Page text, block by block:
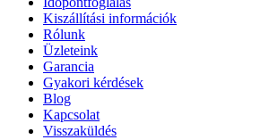
Kiszállítási információk
Rólunk
Üzleteink
Garancia
Gyakori kérdések
Blog
Kapcsolat
Visszaküldés